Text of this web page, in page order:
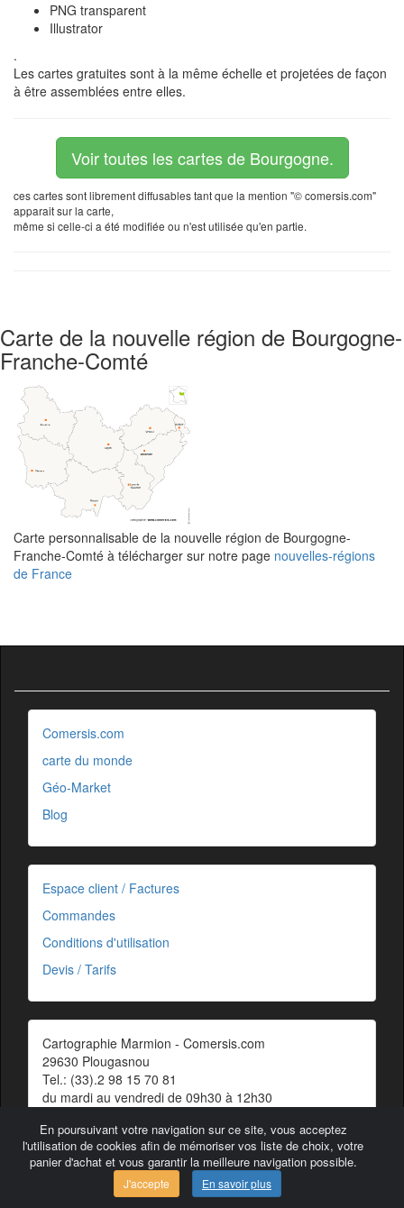
PNG transparent
Illustrator
.
Les cartes gratuites sont à la même échelle et projetées de façon
à être assemblées entre elles.
Voir toutes les cartes de Bourgogne.
ces cartes sont librement diffusables tant que la mention "© comersis.com"
apparait sur la carte,
même si celle-ci a été modifiée ou n'est utilisée qu'en partie.
Carte de la nouvelle région de Bourgogne-
Franche-Comté
Carte personnalisable de la nouvelle région de Bourgogne-
Franche-Comté à télécharger sur notre page nouvelles-régions
de France
En poursuivant votre navigation sur ce site, vous acceptez
l'utilisation de cookies afin de mémoriser vos liste de choix, votre
panier d'achat et vous garantir la meilleure navigation possible.
J'accepte En savoir plus
Comersis.com
carte du monde
Géo-Market
Blog
Espace client / Factures
Commandes
Conditions d'utilisation
Devis / Tarifs
Cartographie Marmion - Comersis.com
29630 Plougasnou
Tel.: (33).2 98 15 70 81
du mardi au vendredi de 09h30 à 12h30
Contact